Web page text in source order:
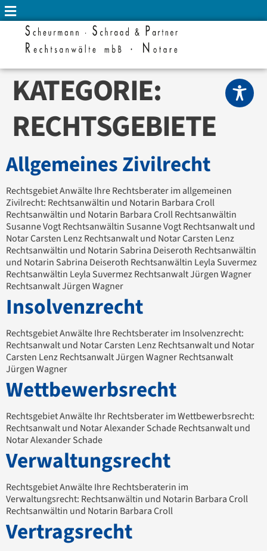
KATEGORIE:
RECHTSGEBIETE
Allgemeines Zivilrecht
Rechtsgebiet Anwälte Ihre Rechtsberater im allgemeinen
Zivilrecht: Rechtsanwältin und Notarin Barbara Croll
Rechtsanwältin und Notarin Barbara Croll Rechtsanwältin
Susanne Vogt Rechtsanwältin Susanne Vogt Rechtsanwalt und
Notar Carsten Lenz Rechtsanwalt und Notar Carsten Lenz
Rechtsanwältin und Notarin Sabrina Deiseroth Rechtsanwältin
und Notarin Sabrina Deiseroth Rechtsanwältin Leyla Suvermez
Rechtsanwältin Leyla Suvermez Rechtsanwalt Jürgen Wagner
Rechtsanwalt Jürgen Wagner
Insolvenzrecht
Rechtsgebiet Anwälte Ihre Rechtsberater im Insolvenzrecht:
Rechtsanwalt und Notar Carsten Lenz Rechtsanwalt und Notar
Carsten Lenz Rechtsanwalt Jürgen Wagner Rechtsanwalt
Jürgen Wagner
Wettbewerbsrecht
Rechtsgebiet Anwälte Ihr Rechtsberater im Wettbewerbsrecht:
Rechtsanwalt und Notar Alexander Schade Rechtsanwalt und
Notar Alexander Schade
Verwaltungsrecht
Rechtsgebiet Anwälte Ihre Rechtsberaterin im
Verwaltungsrecht: Rechtsanwältin und Notarin Barbara Croll
Rechtsanwältin und Notarin Barbara Croll
Vertragsrecht